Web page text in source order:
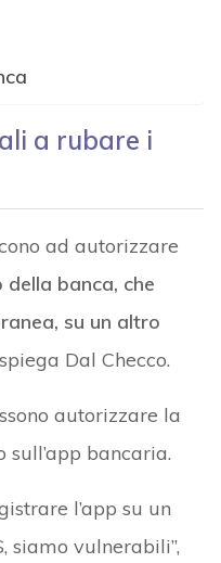
a rubare i
ad autorizzare
della banca, che
su un altro
spiega Dal Checco.
autorizzare la
bancaria.
l’app su un
siamo vulnerabili”,